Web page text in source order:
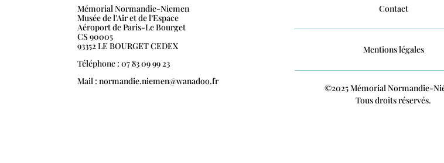
Mémorial Normandie-Niemen
Musée de l’Air et de l’Espace
Aéroport de Paris-Le Bourget
CS 90005
93352 LE BOURGET CEDEX
Téléphone : 07 83 09 99 23
Mail : normandie.niemen@wanadoo.fr
Contact
Mentions légales
©2025 Mémorial Normandie-
Tous droits réservés.